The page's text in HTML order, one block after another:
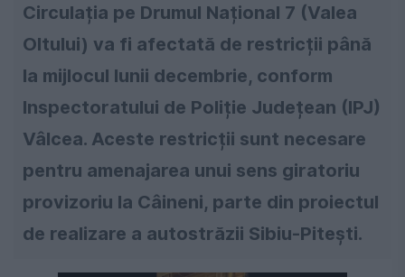
Circulația pe Drumul Național 7 (Valea
Oltului) va fi afectată de restricții până
la mijlocul lunii decembrie, conform
Inspectoratului de Poliție Județean (IPJ)
Vâlcea. Aceste restricții sunt necesare
pentru amenajarea unui sens giratoriu
provizoriu la Câineni, parte din proiectul
de realizare a autostrăzii Sibiu-Pitești.